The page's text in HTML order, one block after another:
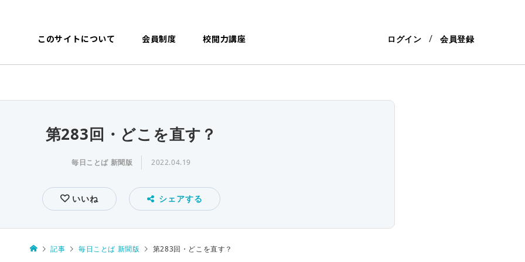
このサイトについて 会員制度 校閲力講座 ログイン 会員登録
第283回・どこを直す？
毎日ことば 新聞版 2022.04.19
いいね シェアする
記事 毎日ことば 新聞版 第283回・どこを直す？